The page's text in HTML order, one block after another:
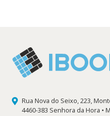
Rua Nova do Seixo, 223,
4460-383 Senhora da Hora •